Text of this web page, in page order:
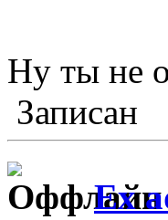
Ну ты не
Записан
Ex